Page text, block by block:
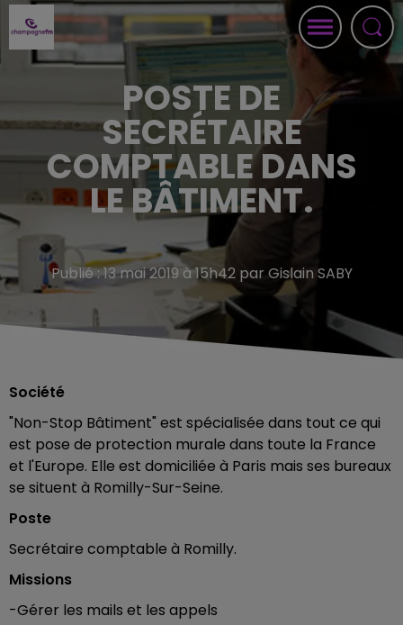
POSTE DE
SECRÉTAIRE
COMPTABLE DANS
LE BÂTIMENT.
Publié : 13 mai 2019 à 15h42 par Gislain SABY
Société
"Non-Stop Bâtiment" est spécialisée dans tout ce qui
est pose de protection murale dans toute la France
et l'Europe. Elle est domiciliée à Paris mais ses bureaux
se situent à Romilly-Sur-Seine.
Poste
Secrétaire comptable à Romilly.
Missions
-Gérer les mails et les appels